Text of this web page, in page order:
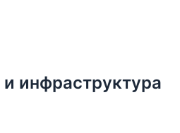
инфраструктура